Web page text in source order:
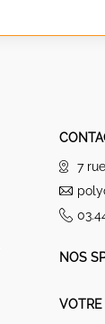
7
NOS